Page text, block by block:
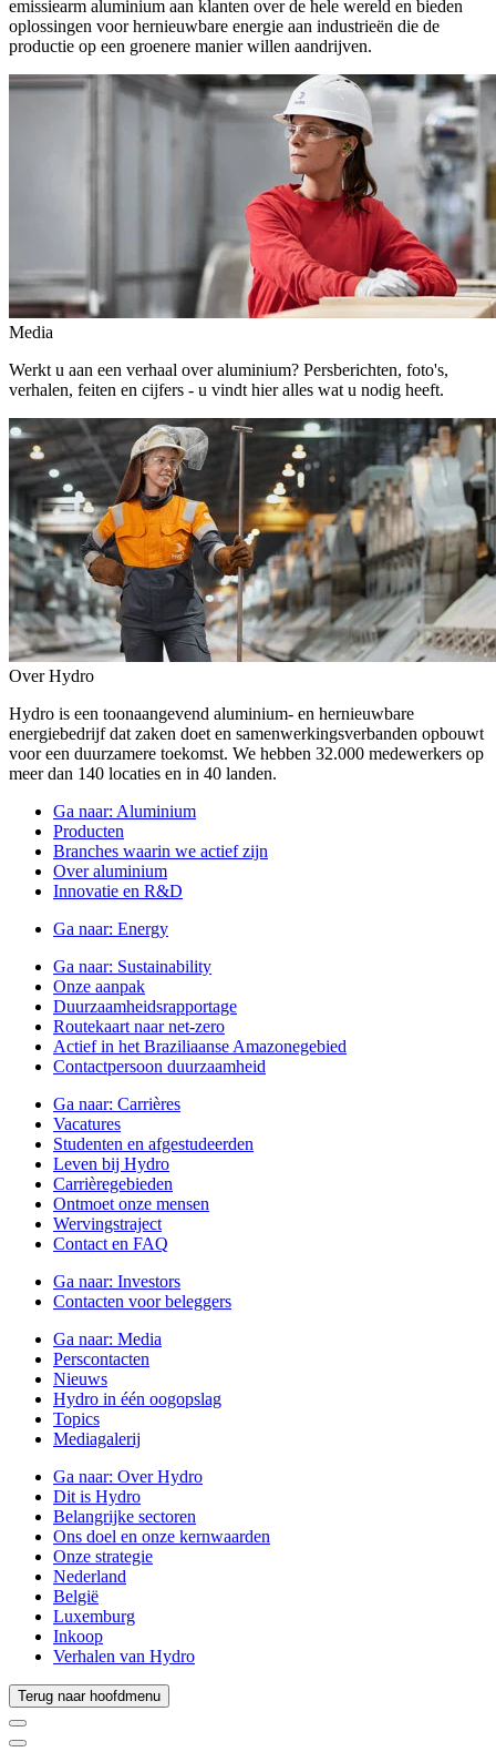
emissiearm aluminium aan klanten over de hele wereld en bieden
oplossingen voor hernieuwbare energie aan industrieën die de
productie op een groenere manier willen aandrijven.
Media
Werkt u aan een verhaal over aluminium? Persberichten, foto's,
verhalen, feiten en cijfers - u vindt hier alles wat u nodig heeft.
Over Hydro
Hydro is een toonaangevend aluminium- en hernieuwbare
energiebedrijf dat zaken doet en samenwerkingsverbanden opbouwt
voor een duurzamere toekomst. We hebben 32.000 medewerkers op
meer dan 140 locaties en in 40 landen.
Ga naar: Aluminium
Producten
Branches waarin we actief zijn
Over aluminium
Innovatie en R&D
Ga naar: Energy
Ga naar: Sustainability
Onze aanpak
Duurzaamheidsrapportage
Routekaart naar net-zero
Actief in het Braziliaanse Amazonegebied
Contactpersoon duurzaamheid
Ga naar: Carrières
Vacatures
Studenten en afgestudeerden
Leven bij Hydro
Carrièregebieden
Ontmoet onze mensen
Wervingstraject
Contact en FAQ
Ga naar: Investors
Contacten voor beleggers
Ga naar: Media
Perscontacten
Nieuws
Hydro in één oogopslag
Topics
Mediagalerij
Ga naar: Over Hydro
Dit is Hydro
Belangrijke sectoren
Ons doel en onze kernwaarden
Onze strategie
Nederland
België
Luxemburg
Inkoop
Verhalen van Hydro
Terug naar hoofdmenu